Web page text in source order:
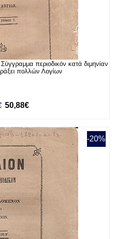
περιοδικόν κατά διμηνίαν
πολλών Λογίων
50,88€
-20%